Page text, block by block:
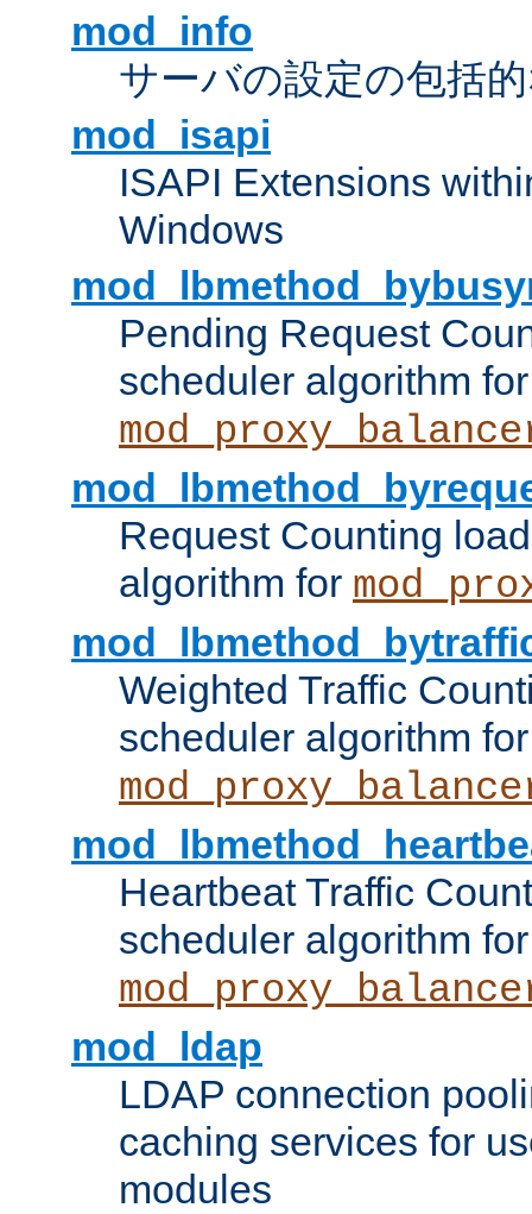
mod_info
サーバの設定の包括
mod_isapi
ISAPI Extensions
Windows
Pending Request
scheduler algorithm for
Request Counting
algorithm for
Weighted Traffic
scheduler algorithm for
Heartbeat Traffic
scheduler algorithm for
mod_ldap
LDAP connection
caching services for
modules